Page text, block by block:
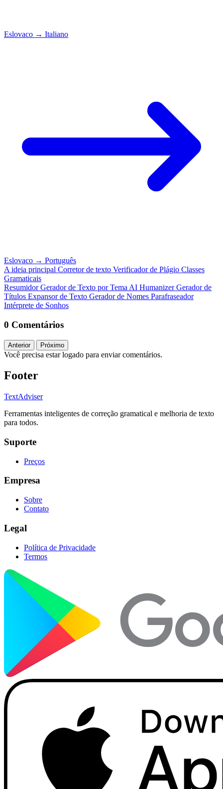
Eslovaco → Italiano
Eslovaco → Português
A ideia principal Corretor de texto Verificador de Plágio Classes
Gramaticais
ResumidorGerador de Texto por Tema AI HumanizerGerador de
Títulos Expansor de Texto Gerador de Nomes Parafraseador
Intérprete de Sonhos
0 Comentários
Anterior Próximo
Você precisa estar logado para enviar comentários.
Footer
TextAdviser
Ferramentas inteligentes de correção gramatical e melhoria de texto
para todos.
Suporte
Preços
Empresa
Sobre
Contato
Legal
Política de Privacidade
Termos